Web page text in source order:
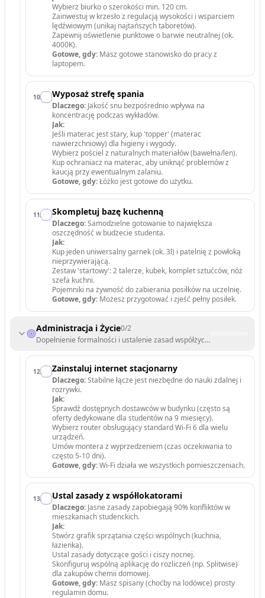
Wybierz biurko o szerokości min. 120 cm.
Zainwestuj w krzesło z regulacją wysokości i wsparciem
lędźwiowym (unikaj najtańszych taboretów).
Zapewnij oświetlenie punktowe o barwie neutralnej (ok.
4000K).
Gotowe, gdy: Masz gotowe stanowisko do pracy z
laptopem.
10. Wyposaż strefę spania
Dlaczego: Jakość snu bezpośrednio wpływa na
koncentrację podczas wykładów.
Jak:
Jeśli materac jest stary, kup 'topper' (materac
nawierzchniowy) dla higieny i wygody.
Wybierz pościel z naturalnych materiałów (bawełna/len).
Kup ochraniacz na materac, aby uniknąć problemów z
kaucją przy ewentualnym zalaniu.
Gotowe, gdy:Łóżko jest gotowe do użytku.
11. Skompletuj bazę kuchenną
Dlaczego:Samodzielne gotowanie to największa
oszczędność w budżecie studenta.
Jak:
Kup jeden uniwersalny garnek (ok. 3l) i patelnię z powłoką
nieprzywierającą.
Zestaw 'startowy': 2 talerze, kubek, komplet sztućców, nóż
szefa kuchni.
Pojemniki na żywność do zabierania posiłków na uczelnię.
Gotowe, gdy: Możesz przygotować i zjeść pełny posiłek.
Administracja i Życie0/2
Dopełnienie formalności i ustalenie zasad współżycia.
12. Zainstaluj internet stacjonarny
Dlaczego:Stabilne łącze jest niezbędne do nauki zdalnej i
rozrywki.
Jak:
Sprawdź dostępnych dostawców w budynku (często są
oferty dedykowane dla studentów na 9 miesięcy).
Wybierz router obsługujący standard Wi-Fi 6 dla wielu
urządzeń.
Umów montera z wyprzedzeniem (czas oczekiwania to
często 5-10 dni).
Gotowe, gdy:Wi-Fi działa we wszystkich pomieszczeniach.
13. Ustal zasady z współlokatorami
Dlaczego: Jasne zasady zapobiegają 90% konfliktów w
mieszkaniach studenckich.
Jak:
Stwórz grafik sprzątania części wspólnych (kuchnia,
łazienka).
Ustal zasady dotyczące gości i ciszy nocnej.
Skonfiguruj wspólną aplikację do rozliczeń (np. Splitwise)
dla zakupów chemii domowej.
Gotowe, gdy: Masz spisany (choćby na lodówce) prosty
regulamin domu.